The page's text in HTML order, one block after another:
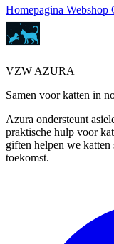
Homepagina Webshop
VZW AZURA
Samen voor katten in
Azura ondersteunt
praktische hulp voor
giften helpen we katten
toekomst.